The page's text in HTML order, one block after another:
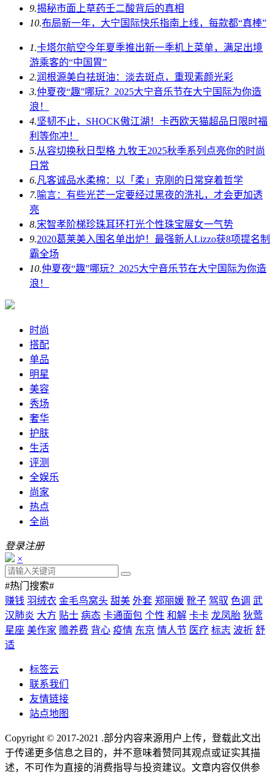
9.揭秘市面上草药壬二酸背后的真相
10.布局新一年，大宁国际快乐指南上线，每款都“真棒”
1.卡塔尔航空今年夏季推出新一季机上菜单，满足出境
游乘客的“中国胃”
2.润根源美白祛斑油：淡去斑点，重现素颜光彩
3.仲夏夜“趣”哪玩？2025大宁音乐节在大宁国际为你造
浪！
4.坚韧不止，SHOCK傲江湖！卡西欧天猫超品日限时福
利等你冲！
5.从容切换秋日型格 九牧王2025秋季系列点亮你的时尚
日常
6.凡客诚品水柔棉：以「柔」克刚的日常穿着哲学
7.喻言：有些光芒一定要经过黑夜的洗礼，才会更加透
亮
8.宋智孝阶梯珍珠耳环打光个性珠宝展女一气势
9.2020葛莱美入围名单出炉！最强新人Lizzo获8项提名制
霸全场
10.仲夏夜“趣”哪玩？2025大宁音乐节在大宁国际为你造
浪！
时尚
搭配
单品
明星
美容
秀场
奢华
护肤
生活
评测
全娱乐
尚家
热点
全尚
登录注册
×
#热门搜索#
赚钱 羽绒衣 金毛鸟窝头 甜美 外套 郑丽媛 靴子 驾驭 色调 武
汉肺炎 大方 贴士 病态 卡通面包 个性 和解 卡卡 龙凤胎 狄莺
星座 美作家 赡养费 背心 疫情 东京 情人节 医疗 标志 波折 舒
适
标签云
联系我们
友情链接
站点地图
Copyright © 2017-2021 .部分内容来源用户上传，登载此文出
于传递更多信息之目的，并不意味着赞同其观点或证实其描
述，不可作为直接的消费指导与投资建议。文章内容仅供参